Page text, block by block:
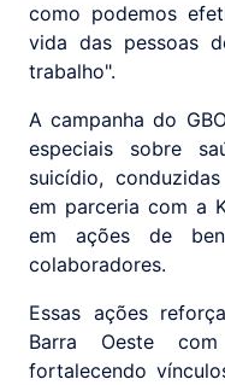
como podemos
vida das pessoas
trabalho".
A campanha do
especiais sobre
suicídio,
em parceria com a
em ações de
colaboradores.
Essas ações
Barra Oeste
fortalecendo